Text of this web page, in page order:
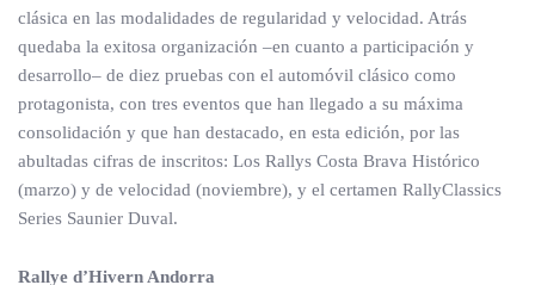
clásica en las modalidades de regularidad y velocidad. Atrás
quedaba la exitosa organización –en cuanto a participación y
desarrollo– de diez pruebas con el automóvil clásico como
protagonista, con tres eventos que han llegado a su máxima
consolidación y que han destacado, en esta edición, por las
abultadas cifras de inscritos: Los Rallys Costa Brava Histórico
(marzo) y de velocidad (noviembre), y el certamen RallyClassics
Series Saunier Duval.
Rallye d’Hivern Andorra